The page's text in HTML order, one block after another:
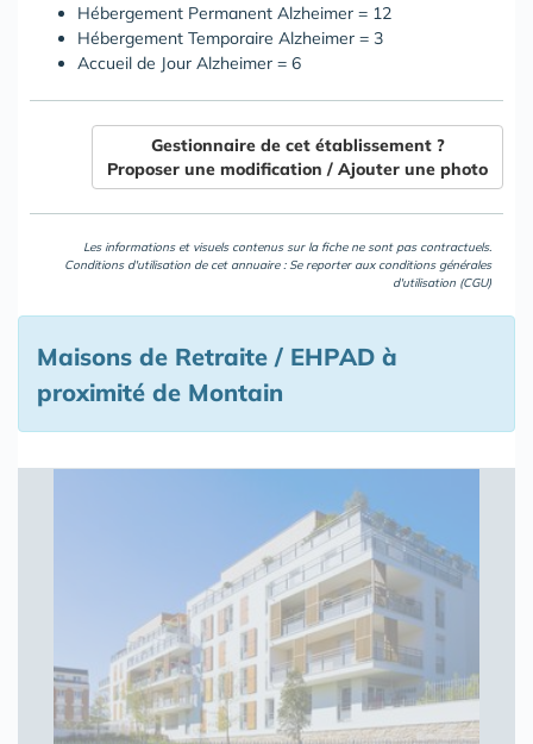
Hébergement Permanent Alzheimer = 12
Hébergement Temporaire Alzheimer = 3
Accueil de Jour Alzheimer = 6
Gestionnaire de cet établissement ?
Proposer une modification / Ajouter une photo
Les informations et visuels contenus sur la fiche ne sont pas contractuels.
Conditions d'utilisation de cet annuaire : Se reporter aux conditions générales
d'utilisation (CGU)
Maisons de Retraite / EHPAD à
proximité de Montain